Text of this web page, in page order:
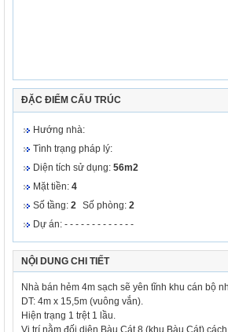
ĐẶC ĐIỂM CẤU TRÚC
Hướng nhà:
Tình trạng pháp lý:
Diện tích sử dụng: 56m2
Mặt tiền: 4
Số tầng: 2 Số phòng: 2
Dự án: - - - - - - - - - - - - -
NỘI DUNG CHI TIẾT
Nhà bán hẻm 4m sạch sẽ yên tĩnh khu cán bộ
DT: 4m x 15,5m (vuông vắn).
Hiện trạng 1 trệt 1 lầu.